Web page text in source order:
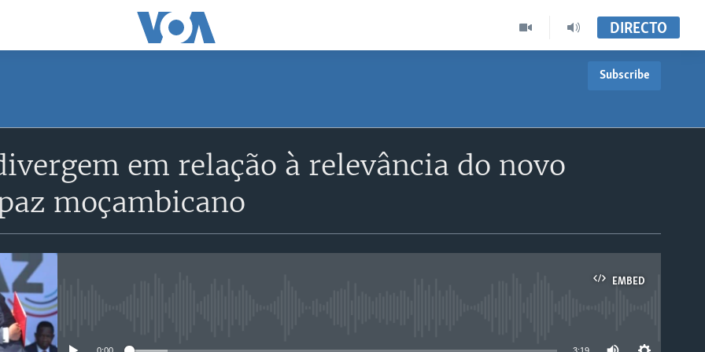
DIRECTO
Subscribe
em relação à relevância do novo
moçambicano
EMBED